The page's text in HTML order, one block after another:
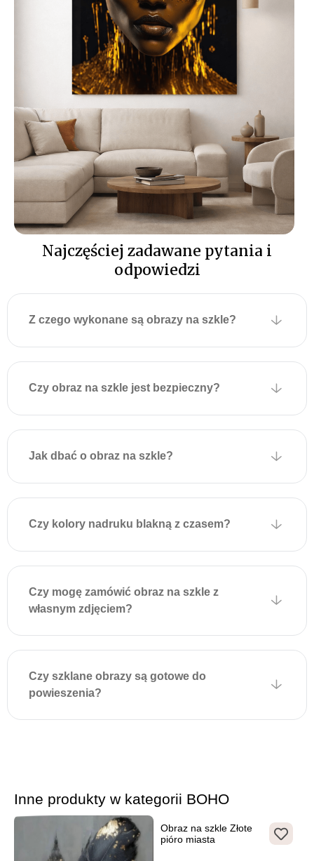
obrazy na szkle do salonu
będą interesującym
akcentem na jednej ze
ścian, a obrazy szklane do
kuchni doskonale
komponują się nad blatem
lub w pobliżu stołu,
wprowadzając do wnętrza
elegancję i styl.
Łatwy i niezawodny
montażobrazów
szklanych
Z tyłu szklanego obrazu
fabrycznie przymocowane
są dwie metalowe płytki z
umożliwiającymi
zawieszenie na ścianie.
obrazu za pomocą
specjalnej taśmy
montażowej, która
i zapewnia solidne
mocowanie.
Aby powiesić obraz,
położeniem uchwytów na
dodatkowych narzędzi i
Najczęściej zadawane pytania i
odpowiedzi
Z czego wykonane są obrazy na szkle?
Czy obraz na szkle jest bezpieczny?
Jak dbać o obraz na szkle?
Czy kolory nadruku blakną z czasem?
Czy mogę zamówić obraz na szkle z
własnym zdjęciem?
Czy szklane obrazy są gotowe do
powieszenia?
Inne produkty w kategorii BOHO
Obraz na szkle Złote
pióro miasta